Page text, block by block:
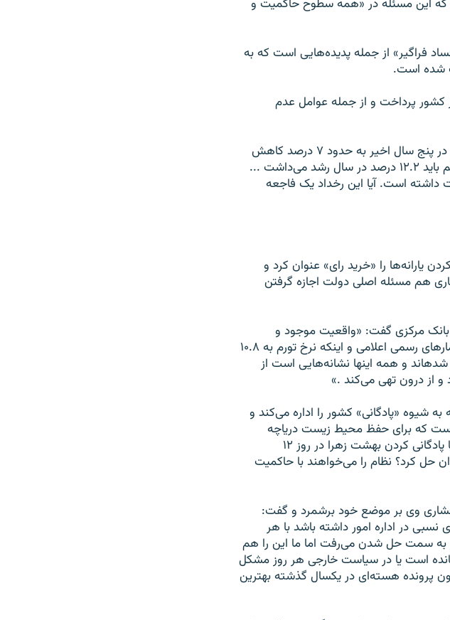
که این مسئله در «همه سطوح حاکمیت و
فراگیر» از جمله پدیده‌هایی است که به
شده است.
کشور پرداخت و از جمله عوامل عدم
میرحسین موسوی گفت: «متوسط نرخ رشد سرمایه‌گذاری در پنج سال اخیر به حدود ۷ درصد کاهش
یافته در حالیکه بر طبق قانون برنامه چهارم توسعه این رقم باید ۱۲.۲ درصد در سال رشد می‌داشت ...
داشته است. آیا این رخداد یک فاجعه
را «خرید رای» عنوان کرد و
هم مسئله اصلی دولت اجازه گرفتن
بانک مرکزی گفت: «واقعیت موجود و
تبلیغات رسمی به گونه‌ای شده است که همه نسبت به آمارهای رسمی اعلامی و اینکه نرخ تورم به ۱۰.۸
درصد در سال گذشته کاهش یافته است دچار تردید جدی شده‎اند و همه اینها نشانه‌هایی است از
و از درون تهی می‌کند .»
شیوه «پادگانی» کشور را اداره می‌کند و
است که برای حفظ محیط زیست دریاچه
ارومیه رفته بودند نیز نشانه دیگری است از همین روند. یا پادگانی کردن بهشت زهرا در روز ۱۲
حل کرد؟ نظام را می‌خواهند با حاکمیت
وی بر موضع خود برشمرد و گفت:
در اداره امور داشته باشد با هر
به سمت حل شدن می‌رفت اما ما این را هم
است یا در سیاست خارجی هر روز مشکل
پرونده هسته‌ای در یکسال گذشته بهترین